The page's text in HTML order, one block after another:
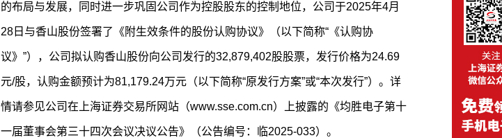
的布局与发展，同时进一步巩固公司作为控股股东的控制地位，公司于2025年4月
28日与香山股份签署了《附生效条件的股份认购协议》（以下简称“《认购协
议》”），公司拟认购香山股份向公司发行的32,879,402股股票，发行价格为24.69
元/股，认购金额预计为81,179.24万元（以下简称“原发行方案”或“本次发行”）。详
情请参见公司在上海证券交易所网站（www.sse.com.cn）上披露的《均胜电子第十
一届董事会第三十四次会议决议公告》（公告编号：临2025-033）。